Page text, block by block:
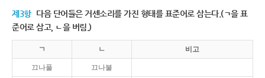
제3항 다음 단어들은 거센소리를 가진 형태를 표준어로 삼는다.(ㄱ을 표
준어로 삼고, ㄴ을 버림.)
ㄱ ㄴ 비고
끄나풀 끄나불